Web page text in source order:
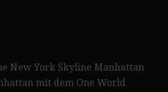
New York Skyline Manhattan
mit dem One World